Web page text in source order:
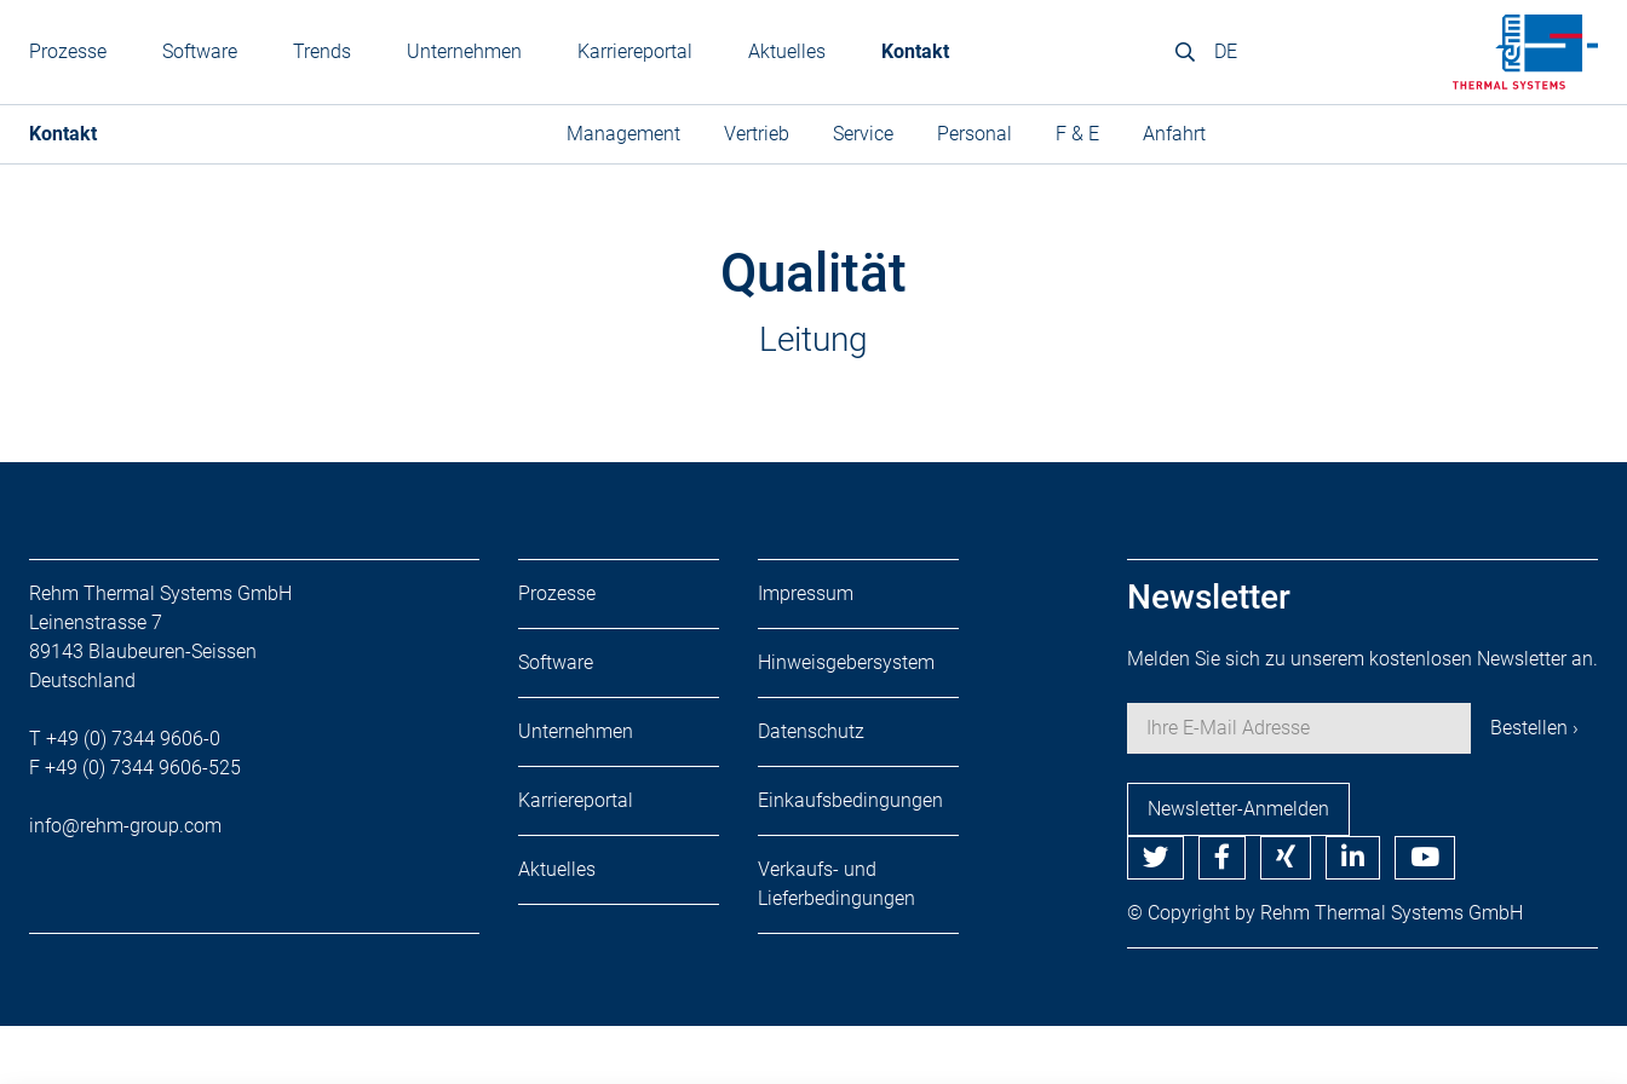
Prozesse Software Trends Unternehmen Karriereportal Aktuelles Kontakt DE
Kontakt Management Vertrieb Service Personal F & E Anfahrt
Qualität
Leitung
Rehm Thermal Systems GmbH
Leinenstrasse 7
89143 Blaubeuren-Seissen
Deutschland
T +49 (0) 7344 9606-0
F +49 (0) 7344 9606-525
info@rehm-group.com
Prozesse
Software
Unternehmen
Karriereportal
Aktuelles
Impressum
Hinweisgebersystem
Datenschutz
Einkaufsbedingungen
Verkaufs- und
Lieferbedingungen
Newsletter
Melden Sie sich zu unserem kostenlosen Newsletter an.
Newsletter-Anmelden
© Copyright by Rehm Thermal Systems GmbH